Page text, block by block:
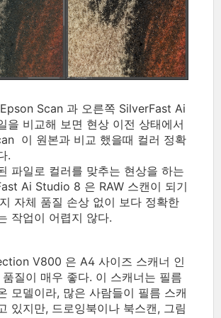
Scan 과 오른쪽 SilverFast Ai
을 비교해 보면 현상 이전 상태에서
이 원본과 비교 했을때 컬러 정확
.
파일로 컬러를 맞추는 현상을 하는
Ai Studio 8 은 RAW 스캔이 되기
자체 품질 손상 없이 보다 정확한
작업이 어렵지 않다.
V800 은 A4 사이즈 스캐너 인
질이 매우 좋다. 이 스캐너는 필름
모델이라, 많은 사람들이 필름 스캐
있지만, 드로잉북이나 북스캔, 그림